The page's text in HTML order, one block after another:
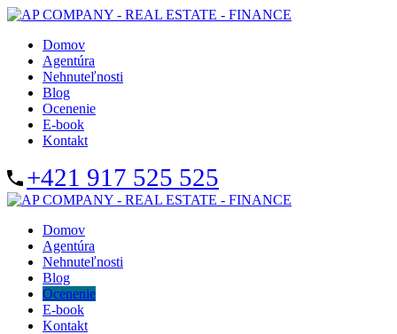
Domov
Agentúra
Nehnuteľnosti
Blog
Ocenenie
E-book
Kontakt
+421 917 525 525
Domov
Agentúra
Nehnuteľnosti
Blog
Ocenenie
E-book
Kontakt